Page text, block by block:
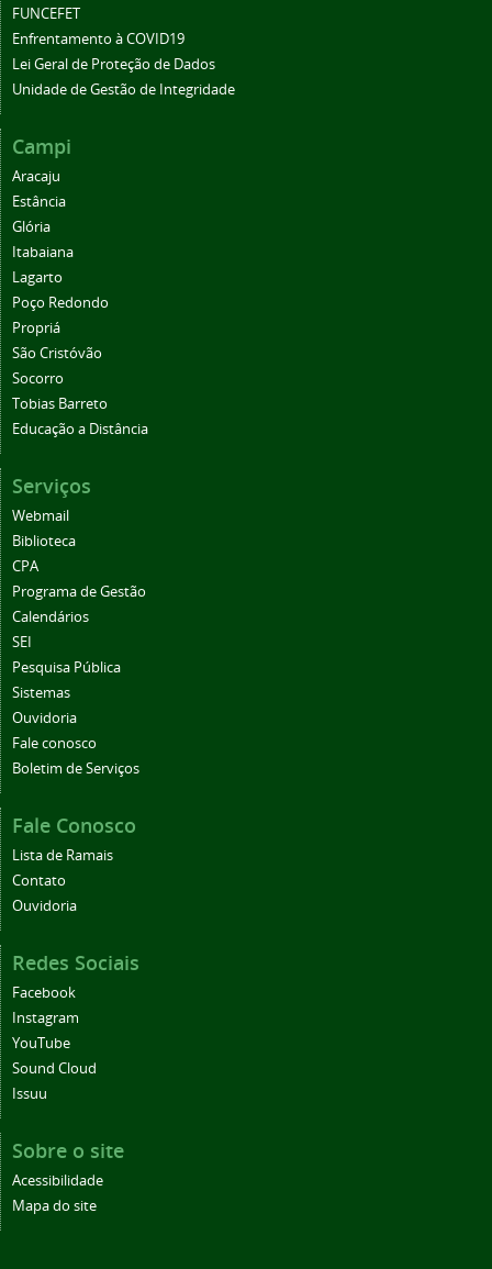
FUNCEFET
Enfrentamento à COVID19
Lei Geral de Proteção de Dados
Unidade de Gestão de Integridade
Campi
Aracaju
Estância
Glória
Itabaiana
Lagarto
Poço Redondo
Propriá
São Cristóvão
Socorro
Tobias Barreto
Educação a Distância
Serviços
Webmail
Biblioteca
CPA
Programa de Gestão
Calendários
SEI
Pesquisa Pública
Sistemas
Ouvidoria
Fale conosco
Boletim de Serviços
Fale Conosco
Lista de Ramais
Contato
Ouvidoria
Redes Sociais
Facebook
Instagram
YouTube
Sound Cloud
Issuu
Sobre o site
Acessibilidade
Mapa do site